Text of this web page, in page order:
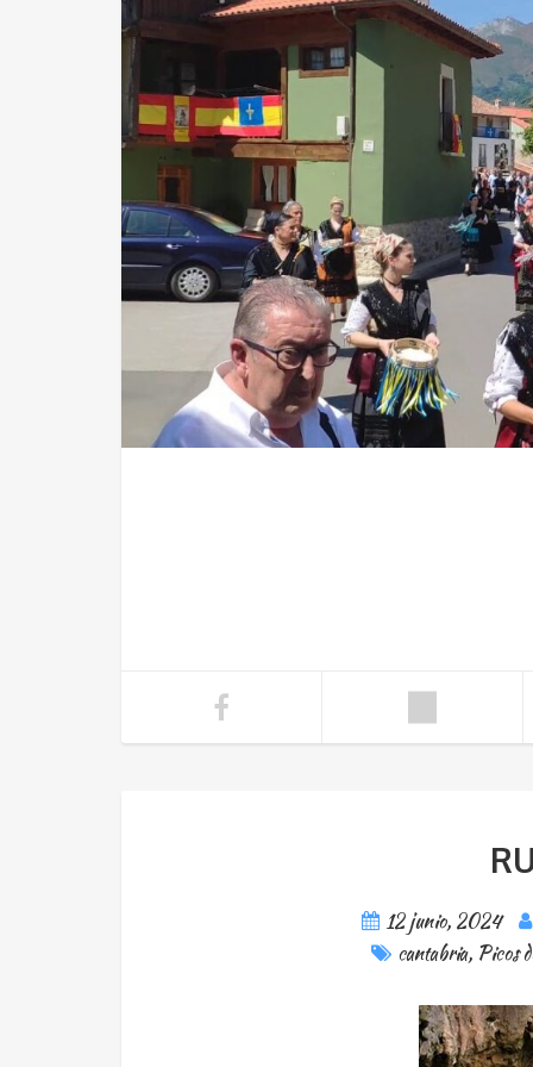
12 junio, 2024
cantabria, Picos